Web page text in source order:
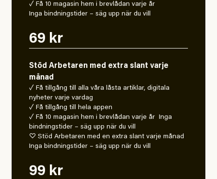
✓ Få 10 magasin hem i brevlådan varje år
Inga bindningstider – säg upp när du vill
69 kr
Stöd Arbetaren med extra slant varje
månad
✓ Få tillgång till alla våra låsta artiklar, digitala
nyheter varje vardag
✓ Få tillgång till hela appen
✓ Få 10 magasin hem i brevlådan varje år Inga
bindningstider – säg upp när du vill
♡ Stöd Arbetaren med en extra slant varje månad
Inga bindningstider – säg upp när du vill
99 kr